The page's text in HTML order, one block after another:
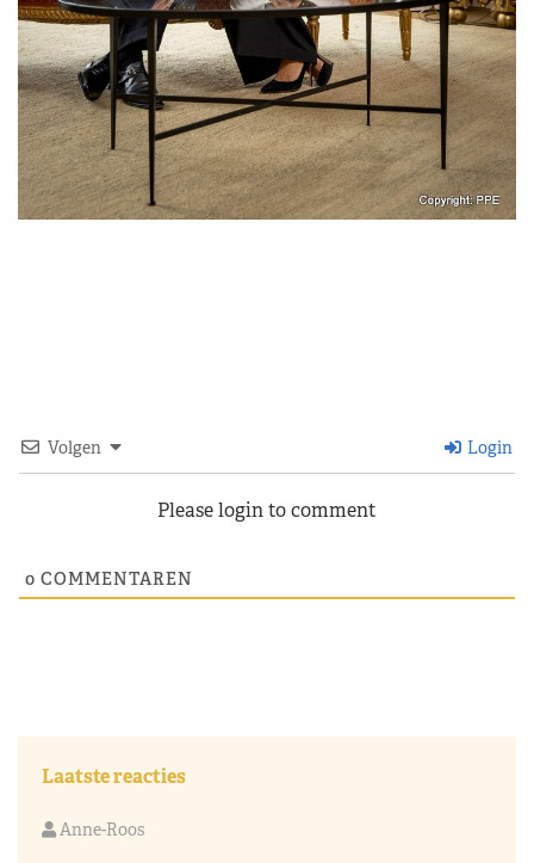
Volgen Login
Please login to comment
0 COMMENTAREN
Laatste reacties
Anne-Roos